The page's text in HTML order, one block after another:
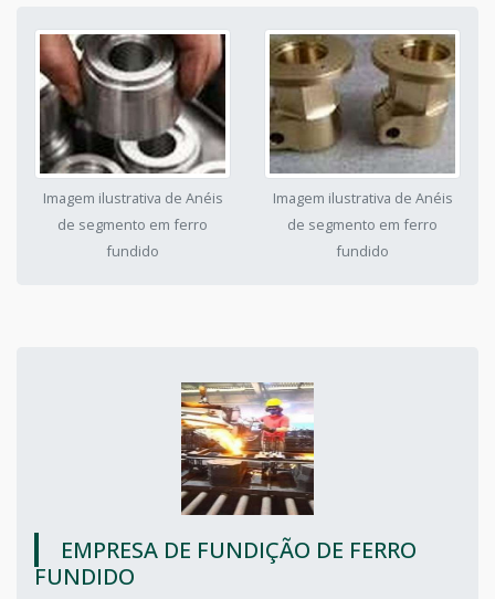
Imagem ilustrativa de Anéis
de segmento em ferro
fundido
Imagem ilustrativa de Anéis
de segmento em ferro
fundido
EMPRESA DE FUNDIÇÃO DE FERRO
FUNDIDO